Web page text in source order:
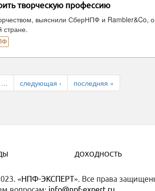
творческую профессию
выяснили СберНПФ и Rambler&Co,
стране.
… следующая › последняя »
ДОХОДНОСТЬ
«НПФ-ЭКСПЕРТ». Все права